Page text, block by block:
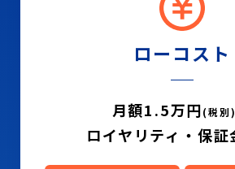
ローコスト
月額1.5万円(税別)
ロイヤリティ・保証